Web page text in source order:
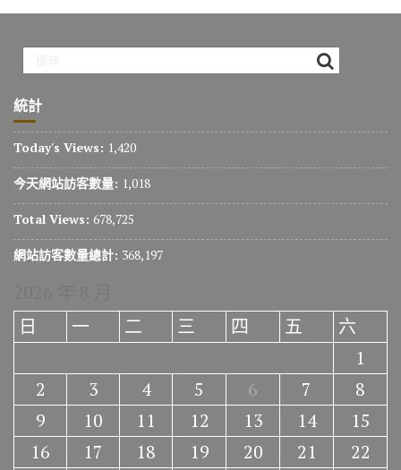
統計
Today's Views: 1,420
今天網站訪客數量: 1,018
Total Views: 678,725
網站訪客數量總計: 368,197
日
一 二 三 四 五
六
1
2
3 4 5 6 7
8
9
10 11 12 13 14
15
16
17 18 19 20 21
22